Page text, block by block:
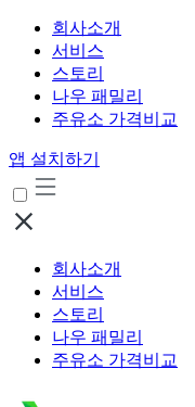
회사소개
서비스
스토리
나우 패밀리
주유소 가격비교
앱 설치하기
회사소개
서비스
스토리
나우 패밀리
주유소 가격비교